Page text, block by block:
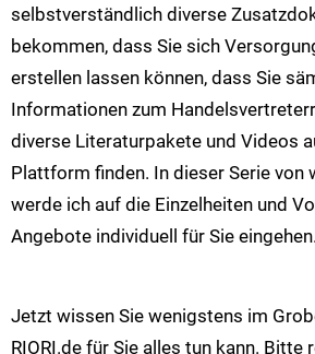
selbstverständlich diverse
bekommen, dass Sie sich
erstellen lassen können, dass Sie
Informationen zum
diverse Literaturpakete und Videos
Plattform finden. In dieser Serie von
werde ich auf die Einzelheiten und
Angebote individuell für Sie eingehen.
Jetzt wissen Sie wenigstens im
RIORI.de für Sie alles tun kann. Bitte